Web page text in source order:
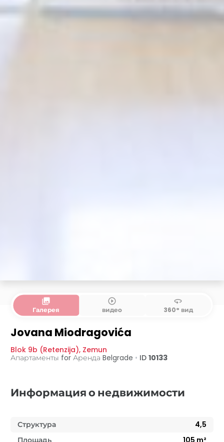
collections
Галерея
play_circle_outline
видео
360
360° вид
Jovana Miodragovića
Blok 9b (Retenzija), Zemun
Апартаменты for Аренда Belgrade • ID 10133
Информация о недвижимости
Структура
4,5